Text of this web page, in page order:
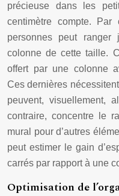
précieuse dans les
centimètre compte.
personnes peut ranger
colonne de cette taille.
offert par une colonne
Ces dernières
peuvent, visuellement,
contraire, concentre le
mural pour d’autres
peut estimer le gain
carrés par rapport à une
Optimisation de